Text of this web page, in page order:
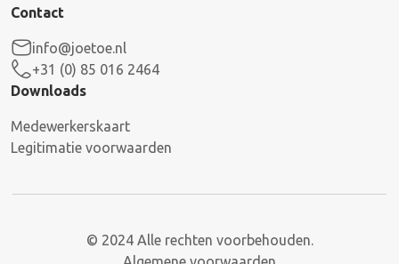
Contact
info@joetoe.nl
+31 (0) 85 016 2464
Downloads
Medewerkerskaart
Legitimatie voorwaarden
© 2024 Alle rechten voorbehouden.